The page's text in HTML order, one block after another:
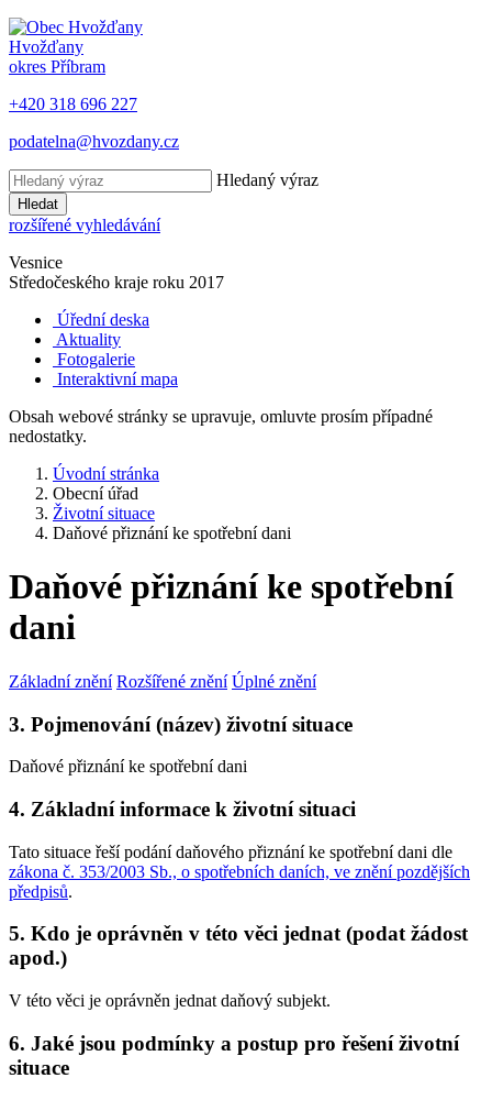
Hvožďany
okres Příbram
+420 318 696 227
podatelna@hvozdany.cz
Hledaný výraz
Hledat
rozšířené vyhledávání
Vesnice
Středočeského kraje roku 2017
Úřední deska
Aktuality
Fotogalerie
Interaktivní mapa
Obsah webové stránky se upravuje, omluvte prosím případné
nedostatky.
Úvodní stránka
Obecní úřad
Životní situace
Daňové přiznání ke spotřební dani
Daňové přiznání ke spotřební
dani
Základní znění Rozšířené znění Úplné znění
3. Pojmenování (název) životní situace
Daňové přiznání ke spotřební dani
4. Základní informace k životní situaci
Tato situace řeší podání daňového přiznání ke spotřební dani dle
zákona č. 353/2003 Sb., o spotřebních daních, ve znění pozdějších
předpisů.
5. Kdo je oprávněn v této věci jednat (podat žádost
apod.)
V této věci je oprávněn jednat daňový subjekt.
6. Jaké jsou podmínky a postup pro řešení životní
situace